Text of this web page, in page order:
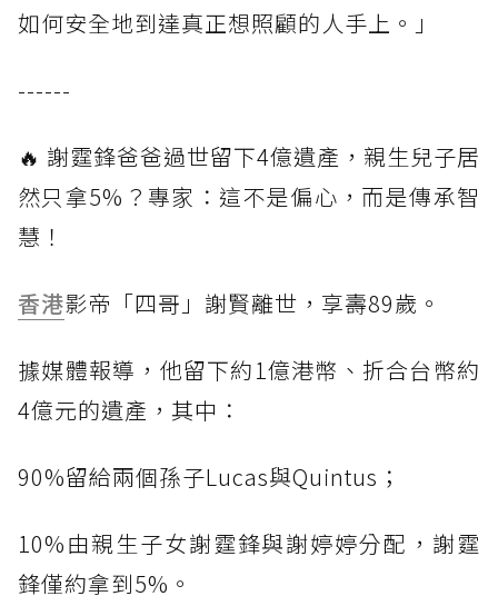
如何安全地到達真正想照顧的人手上。」
------
🔥 謝霆鋒爸爸過世留下4億遺產，親生兒子居
然只拿5%？專家：這不是偏心，而是傳承智
慧！
香港影帝「四哥」謝賢離世，享壽89歲。
據媒體報導，他留下約1億港幣、折合台幣約
4億元的遺產，其中：
90%留給兩個孫子Lucas與Quintus；
10%由親生子女謝霆鋒與謝婷婷分配，謝霆
鋒僅約拿到5%。